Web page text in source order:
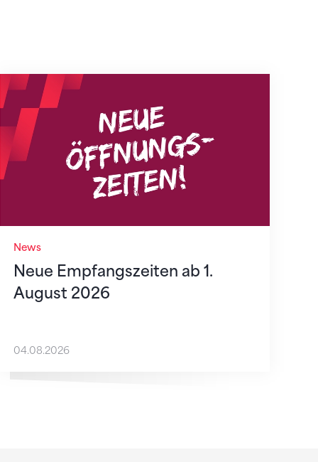
News
Neue Empfangszeiten ab 1.
August 2026
Neue Empfangszeiten ab 1. August 2026
04.08.2026